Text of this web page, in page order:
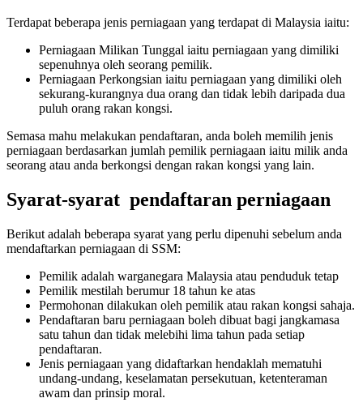
Terdapat beberapa jenis perniagaan yang terdapat di Malaysia iaitu:
Perniagaan Milikan Tunggal iaitu perniagaan yang dimiliki
sepenuhnya oleh seorang pemilik.
Perniagaan Perkongsian iaitu perniagaan yang dimiliki oleh
sekurang-kurangnya dua orang dan tidak lebih daripada dua
puluh orang rakan kongsi.
Semasa mahu melakukan pendaftaran, anda boleh memilih jenis
perniagaan berdasarkan jumlah pemilik perniagaan iaitu milik anda
seorang atau anda berkongsi dengan rakan kongsi yang lain.
Syarat-syarat pendaftaran perniagaan
Berikut adalah beberapa syarat yang perlu dipenuhi sebelum anda
mendaftarkan perniagaan di SSM:
Pemilik adalah warganegara Malaysia atau penduduk tetap
Pemilik mestilah berumur 18 tahun ke atas
Permohonan dilakukan oleh pemilik atau rakan kongsi sahaja.
Pendaftaran baru perniagaan boleh dibuat bagi jangkamasa
satu tahun dan tidak melebihi lima tahun pada setiap
pendaftaran.
Jenis perniagaan yang didaftarkan hendaklah mematuhi
undang-undang, keselamatan persekutuan, ketenteraman
awam dan prinsip moral.